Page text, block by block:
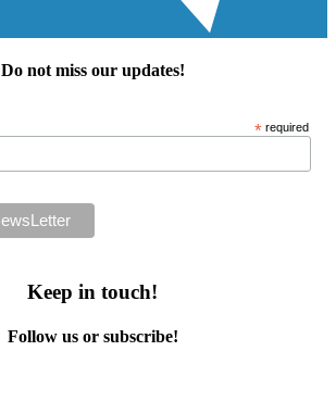
Do not miss our updates!
* required
Keep in touch!
Follow us or subscribe!